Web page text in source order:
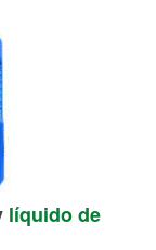
líquido de